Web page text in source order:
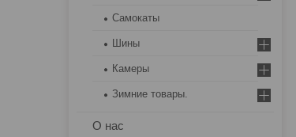
Самокаты
Шины
Камеры
Зимние товары.
О нас